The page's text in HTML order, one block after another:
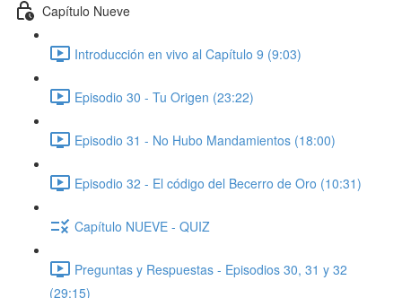
Capítulo Nueve
Introducción en vivo al Capítulo 9 (9:03)
Episodio 30 - Tu Origen (23:22)
Episodio 31 - No Hubo Mandamientos (18:00)
Episodio 32 - El código del Becerro de Oro (10:31)
Capítulo NUEVE - QUIZ
Preguntas y Respuestas - Episodios 30, 31 y 32
(29:15)